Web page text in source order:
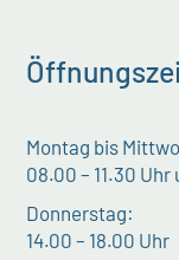
Montag bis
08.00 – 11.30 Uhr
Donnerstag:
14.00 – 18.00 Uhr